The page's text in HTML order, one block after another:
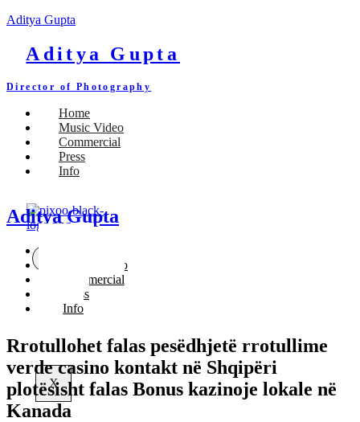
Aditya Gupta
Aditya Gupta
Director of Photography
Home
Music Video
Commercial
Press
Info
Aditya Gupta
Music Video
Commercial
Press
Info
X
Rrotullohet falas pesëdhjetë rrotullime
verde casino kontakt në Shqipëri
plotësisht falas Bonus kazinoje lokale në
Kanada